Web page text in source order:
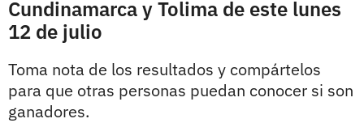
Cundinamarca y Tolima de este lunes
12 de julio
Toma nota de los resultados y compártelos
para que otras personas puedan conocer si son
ganadores.